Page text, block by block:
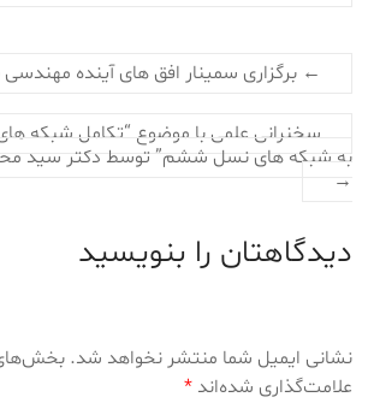
← برگزاری سمینار افق های آینده مهندسی
سخنرانی علمی با موضوع “تکامل شبکه
به شبکه های نسل ششم” توسط دکتر سید
→
دیدگاهتان را بنویسید
نشانی ایمیل شما منتشر نخواهد شد. بخش‌های
علامت‌گذاری شده‌اند*